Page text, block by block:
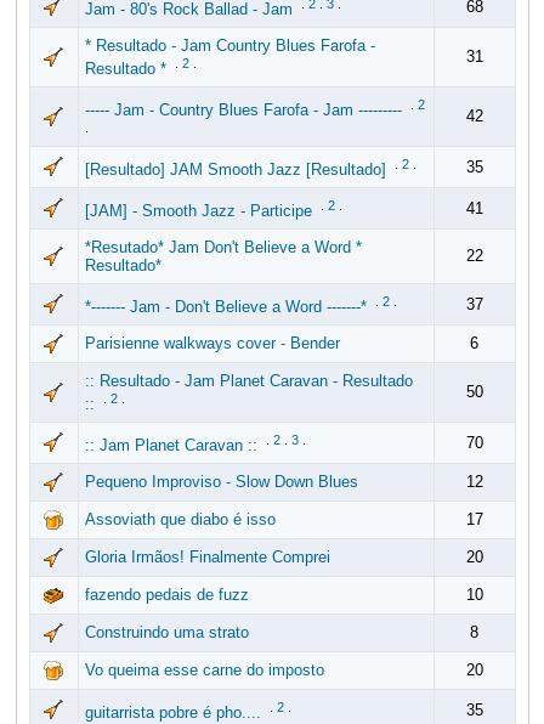
Jam - 80's Rock Ballad - Jam 2. 3. 68
* Resultado - Jam Country Blues Farofa -
Resultado *
2. 31
----- Jam - Country Blues Farofa - Jam ---------
2
42
[Resultado] JAM Smooth Jazz [Resultado] 2. 35
[JAM] - Smooth Jazz - Participe 2. 41
*Resutado* Jam Don't Believe a Word *
Resultado*
22
*------- Jam - Don't Believe a Word -------* 2. 37
Parisienne walkways cover - Bender 6
:: Resultado - Jam Planet Caravan - Resultado
::
2. 50
:: Jam Planet Caravan :: 2. 3. 70
Pequeno Improviso - Slow Down Blues 12
Assoviath que diabo é isso 17
Gloria Irmãos! Finalmente Comprei 20
fazendo pedais de fuzz 10
Construindo uma strato 8
Vo queima esse carne do imposto 20
guitarrista pobre é pho.... 2. 35